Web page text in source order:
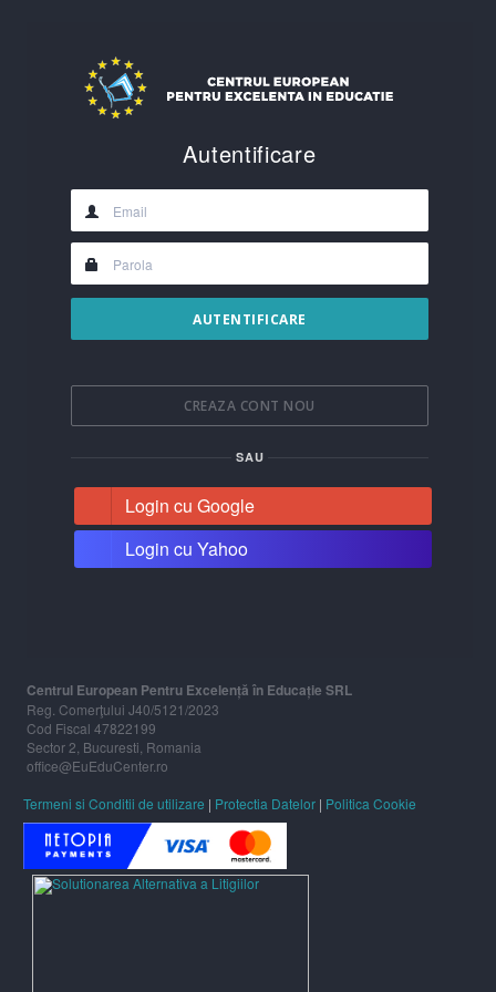
Autentificare
AUTENTIFICARE
CREAZA CONT NOU
SAU
Login cu Google
Login cu Yahoo
Centrul European Pentru Excelență în Educație SRL
Reg. Comerţului J40/5121/2023
Cod Fiscal 47822199
Sector 2, Bucuresti, Romania
office@EuEduCenter.ro
Termeni si Conditii de utilizare | Protectia Datelor | Politica Cookie